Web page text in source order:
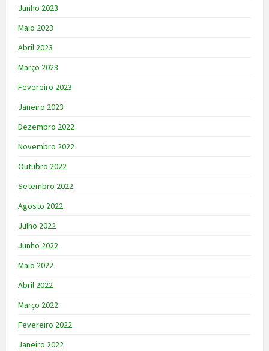
Junho 2023
Maio 2023
Abril 2023
Março 2023
Fevereiro 2023
Janeiro 2023
Dezembro 2022
Novembro 2022
Outubro 2022
Setembro 2022
Agosto 2022
Julho 2022
Junho 2022
Maio 2022
Abril 2022
Março 2022
Fevereiro 2022
Janeiro 2022